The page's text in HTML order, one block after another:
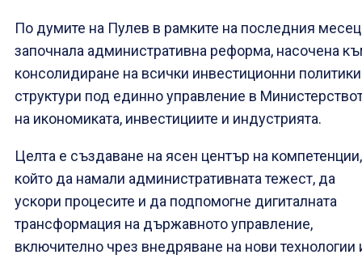
По думите на Пулев в рамките на последния
започнала административна реформа, насочена
консолидиране на всички инвестиционни
структури под единно управление в
на икономиката, инвестициите и индустрията.
Целта е създаване на ясен център на компетенции,
който да намали административната тежест, да
ускори процесите и да подпомогне дигиталната
трансформация на държавното управление,
включително чрез внедряване на нови технологии